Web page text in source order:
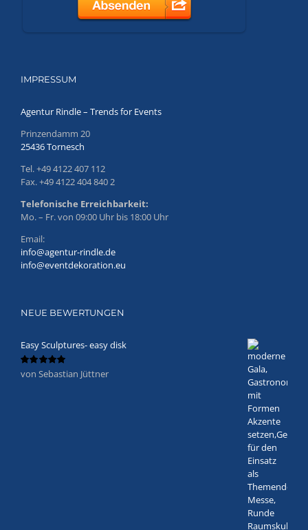
IMPRESSUM
Agentur Rindle – Trends for Events
Prinzendamm 20
25436 Tornesch
Tel. +49 4122 407 112
Fax. +49 4122 404 840 2
Telefonische Erreichbarkeit:
Mo. – Fr. von 09:00 Uhr bis 18:00 Uhr
Email:
info@agentur-rindle.de
info@eventdekoration.eu
NEUE BEWERTUNGEN
Easy Sculptures- easy disk
Bewertet
von Sebastian Jüttner